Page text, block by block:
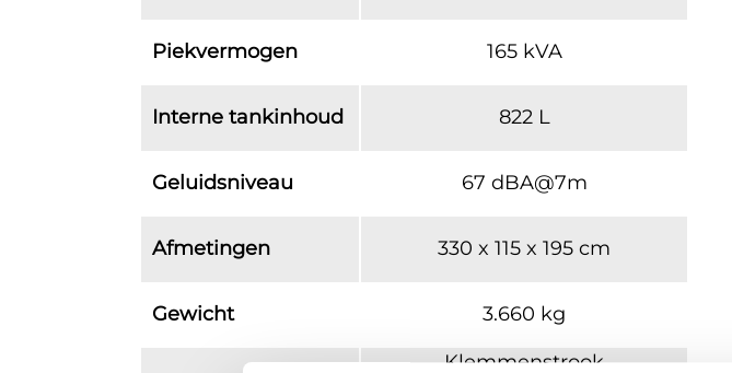
Piekvermogen 165 kVA
Interne tankinhoud 822 L
Geluidsniveau 67 dBA@7m
Afmetingen 330 x 115 x 195 cm
Gewicht 3.660 kg
Klemmenstrook